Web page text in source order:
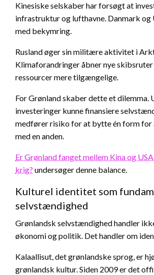
Kinesiske selskaber har forsøgt at
infrastruktur og lufthavne. Danmark og
med bekymring.
Rusland øger sin militære aktivitet i
Klimaforandringer åbner nye
ressourcer mere tilgængelige.
For Grønland skaber dette et dilemma.
investeringer kunne finansiere
medfører risiko for at bytte én form
med en anden.
Er Grønland fanget mellem Kina og
krig? undersøger denne balance.
Kulturel identitet som
selvstændighed
Grønlandsk selvstændighed handler
økonomi og politik. Det handler om
Kalaallisut, det grønlandske sprog, er
grønlandsk kultur. Siden 2009 er det